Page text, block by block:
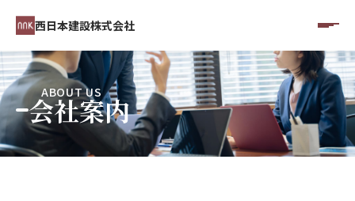
西日本建設株式会社
ABOUT US
会社案内